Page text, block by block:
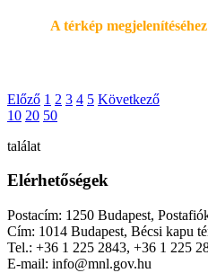
A térkép
Előző 1 2 3 4 5 Következő
10 20 50
találat
Elérhetőségek
Postacím: 1250 Budapest,
Cím: 1014 Budapest, Bécsi kapu
Tel.: +36 1 225 2843, +36 1 225
E-mail: info@mnl.gov.hu